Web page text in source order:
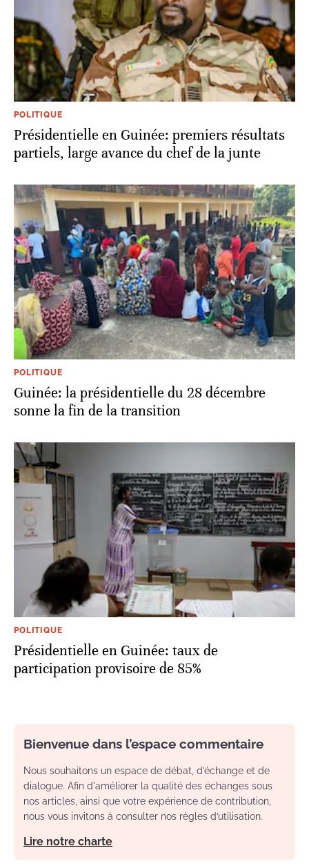
POLITIQUE
Présidentielle en Guinée: premiers résultats
partiels, large avance du chef de la junte
POLITIQUE
Guinée: la présidentielle du 28 décembre
sonne la fin de la transition
POLITIQUE
Présidentielle en Guinée: taux de
participation provisoire de 85%
Bienvenue dans l’espace commentaire
Nous souhaitons un espace de débat, d’échange et de
dialogue. Afin d'améliorer la qualité des échanges sous
nos articles, ainsi que votre expérience de contribution,
nous vous invitons à consulter nos règles d’utilisation.
Lire notre charte